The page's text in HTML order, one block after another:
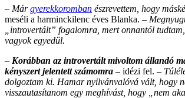
– Márgyerekkoromban észrevettem, hogy
meséli a harminckilenc éves Blanka. –
„introvertált” fogalomra, mert onnantól
vagyok egyedül.
– Korábban az introvertált mivoltom állandó
kényszert jelentett számomra – idézi fel. –
dolgoztam ki. Hamar nyilvánvalóvá vált, hogy
visszautasítanom egy meghívást, hogy „nem